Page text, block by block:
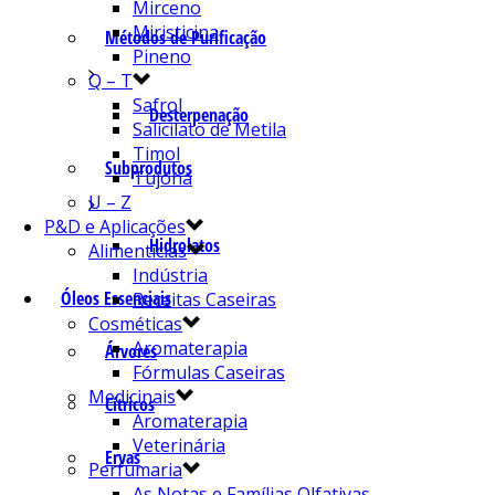
Métodos de Purificação
Desterpenação
Subprodutos
Hidrolatos
Óleos Essenciais
Árvores
Cítricos
Ervas
Mirceno
Miristicina
Pineno
Q – T
Safrol
Salicilato de Metila
Timol
Tujona
U – Z
P&D e Aplicações
Alimentícias
Indústria
Receitas Caseiras
Cosméticas
Aromaterapia
Fórmulas Caseiras
Medicinais
Aromaterapia
Veterinária
Perfumaria